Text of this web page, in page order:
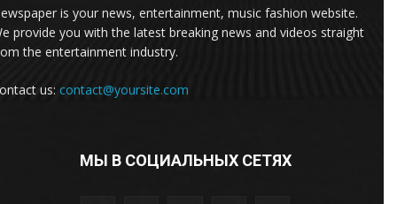
is your news, entertainment, music fashion website.
provide you with the latest breaking news and videos straight
the entertainment industry.
us: contact@yoursite.com
МЫ В СОЦИАЛЬНЫХ СЕТЯХ